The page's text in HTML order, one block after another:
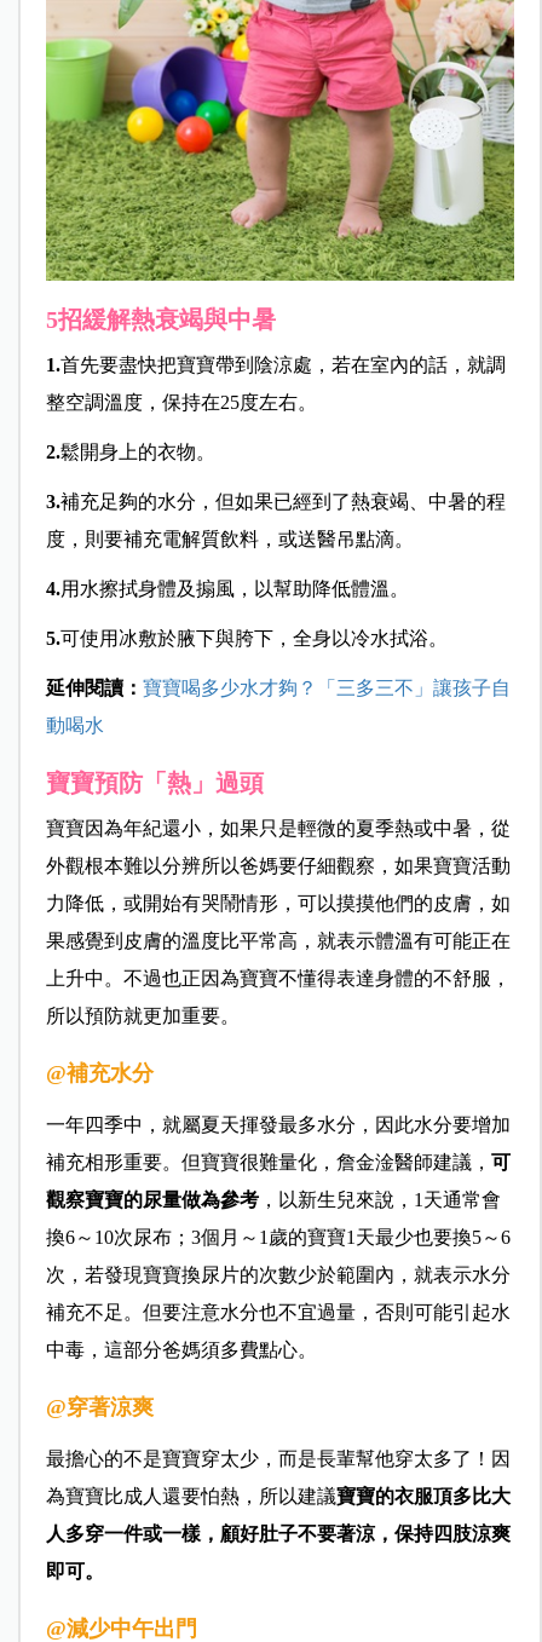
5招緩解熱衰竭與中暑
1.首先要盡快把寶寶帶到陰涼處，若在室內的話，就調
整空調溫度，保持在25度左右。
2.鬆開身上的衣物。
3.補充足夠的水分，但如果已經到了熱衰竭、中暑的程
度，則要補充電解質飲料，或送醫吊點滴。
4.用水擦拭身體及搧風，以幫助降低體溫。
5.可使用冰敷於腋下與胯下，全身以冷水拭浴。
延伸閱讀： 寶寶喝多少水才夠？「三多三不」讓孩子自
動喝水
寶寶預防「熱」過頭
寶寶因為年紀還小，如果只是輕微的夏季熱或中暑，從
外觀根本難以分辨所以爸媽要仔細觀察，如果寶寶活動
力降低，或開始有哭鬧情形，可以摸摸他們的皮膚，如
果感覺到皮膚的溫度比平常高，就表示體溫有可能正在
上升中。不過也正因為寶寶不懂得表達身體的不舒服，
所以預防就更加重要。
@補充水分
一年四季中，就屬夏天揮發最多水分，因此水分要增加
補充相形重要。但寶寶很難量化，詹金淦醫師建議， 可
觀察寶寶的尿量做為參考，以新生兒來說，1天通常會
換6～10次尿布；3個月～1歲的寶寶1天最少也要換5～6
次，若發現寶寶換尿片的次數少於範圍內，就表示水分
補充不足。但要注意水分也不宜過量，否則可能引起水
中毒，這部分爸媽須多費點心。
@穿著涼爽
最擔心的不是寶寶穿太少，而是長輩幫他穿太多了！因
為寶寶比成人還要怕熱，所以建議寶寶的衣服頂多比大
人多穿一件或一樣，顧好肚子不要著涼，保持四肢涼爽
即可。
@減少中午出門